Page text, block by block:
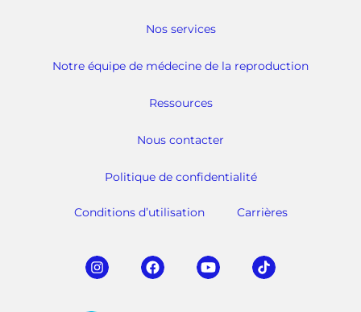
Nos services
Notre équipe de médecine de la reproduction
Ressources
Nous contacter
Politique de confidentialité
Conditions d’utilisation Carrières